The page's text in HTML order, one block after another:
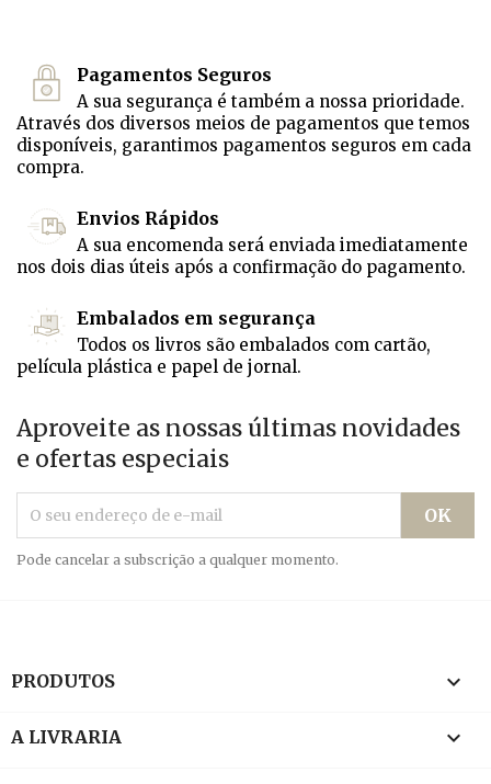
Pagamentos Seguros
A sua segurança é também a nossa prioridade.
Através dos diversos meios de pagamentos que temos
disponíveis, garantimos pagamentos seguros em cada
compra.
Envios Rápidos
A sua encomenda será enviada imediatamente
nos dois dias úteis após a confirmação do pagamento.
Embalados em segurança
Todos os livros são embalados com cartão,
película plástica e papel de jornal.
Aproveite as nossas últimas novidades
e ofertas especiais
Pode cancelar a subscrição a qualquer momento.
PRODUTOS 
A LIVRARIA 